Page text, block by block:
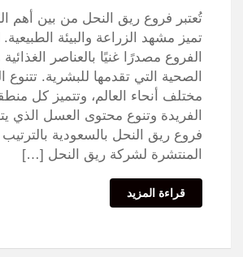
تُعتبر فروع ريق النحل من بين أهم
تميز مشهد الزراعة والبيئة الطبيعية.
الفروع مصدرًا غنيًا بالعناصر الغذائية
الصحية التي تقدمها للبشرية. تتنوع
مختلف أنحاء العالم، وتتميز كل
الفريدة وتنوع محتوى العسل الذي
فروع ريق النحل بالسعودية بالترتيب
المنتشرة لشركة ريق النحل […]
قراءة المزيد